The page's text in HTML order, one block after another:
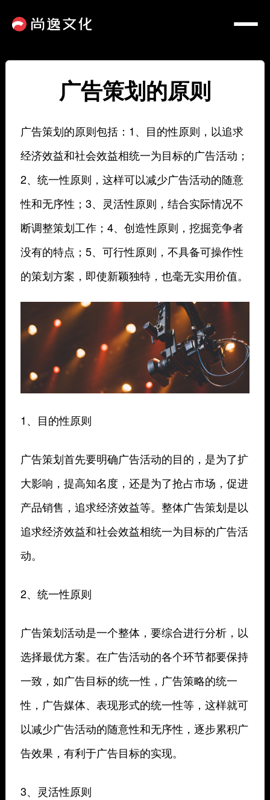
广告策划的原则
广告策划的原则包括：1、目的性原则，以追求
经济效益和社会效益相统一为目标的广告活动；
2、统一性原则，这样可以减少广告活动的随意
性和无序性；3、灵活性原则，结合实际情况不
断调整策划工作；4、创造性原则，挖掘竞争者
没有的特点；5、可行性原则，不具备可操作性
的策划方案，即使新颖独特，也毫无实用价值。
1、目的性原则
广告策划首先要明确广告活动的目的，是为了扩
大影响，提高知名度，还是为了抢占市场，促进
产品销售，追求经济效益等。整体广告策划是以
追求经济效益和社会效益相统一为目标的广告活
动。
2、统一性原则
广告策划活动是一个整体，要综合进行分析，以
选择最优方案。在广告活动的各个环节都要保持
一致，如广告目标的统一性，广告策略的统一
性，广告媒体、表现形式的统一性等，这样就可
以减少广告活动的随意性和无序性，逐步累积广
告效果，有利于广告目标的实现。
3、灵活性原则